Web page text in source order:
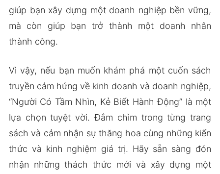
giúp bạn xây dựng một doanh nghiệp bền vững,
mà còn giúp bạn trở thành một doanh nhân
thành công.
Vì vậy, nếu bạn muốn khám phá một cuốn sách
truyền cảm hứng về kinh doanh và doanh nghiệp,
“Người Có Tầm Nhìn, Kẻ Biết Hành Động” là một
lựa chọn tuyệt vời. Đắm chìm trong từng trang
sách và cảm nhận sự thăng hoa cùng những kiến
thức và kinh nghiệm giá trị. Hãy sẵn sàng đón
nhận những thách thức mới và xây dựng một